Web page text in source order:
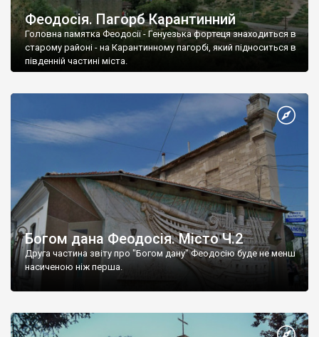
Феодосія. Пагорб Карантинний
Головна памятка Феодосії - Генуезька фортеця знаходиться в
старому районі - на Карантинному пагорбі, який підноситься в
південній частині міста.
Богом дана Феодосія. Місто Ч.2
Друга частина звіту про "Богом дану" Феодосію буде не менш
насиченою ніж перша.